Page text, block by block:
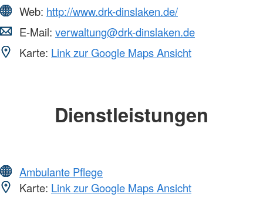
Web: http://www.drk-dinslaken.de/
E-Mail: verwaltung@drk-dinslaken.de
Karte: Link zur Google Maps Ansicht
Dienstleistungen
Ambulante Pflege
Karte: Link zur Google Maps Ansicht